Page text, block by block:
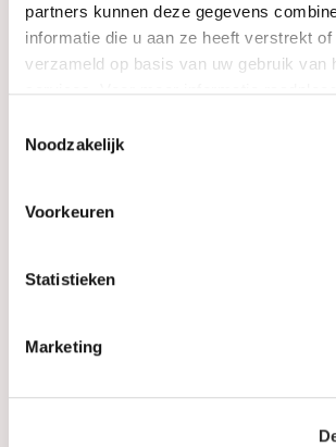
partners kunnen deze gegevens
informatie die u aan ze heeft verstrekt
verzameld op basis van uw gebruik van
Noodzakelijk
Voorkeuren
Statistieken
Marketing
PRE-OWNED
Informatie